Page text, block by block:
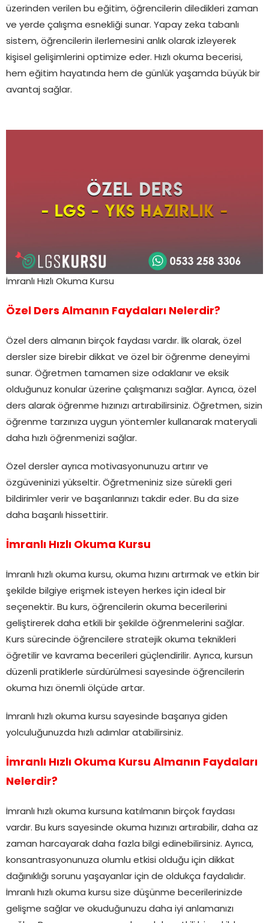
üzerinden verilen bu eğitim, öğrencilerin diledikleri zaman
ve yerde çalışma esnekliği sunar. Yapay zeka tabanlı
sistem, öğrencilerin ilerlemesini anlık olarak izleyerek
kişisel gelişimlerini optimize eder. Hızlı okuma becerisi,
hem eğitim hayatında hem de günlük yaşamda büyük bir
avantaj sağlar.
İmranlı Hızlı Okuma Kursu
Özel Ders Almanın Faydaları Nelerdir?
Özel ders almanın birçok faydası vardır. İlk olarak, özel
dersler size birebir dikkat ve özel bir öğrenme deneyimi
sunar. Öğretmen tamamen size odaklanır ve eksik
olduğunuz konular üzerine çalışmanızı sağlar. Ayrıca, özel
ders alarak öğrenme hızınızı artırabilirsiniz. Öğretmen, sizin
öğrenme tarzınıza uygun yöntemler kullanarak materyali
daha hızlı öğrenmenizi sağlar.
Özel dersler ayrıca motivasyonunuzu artırır ve
özgüveninizi yükseltir. Öğretmeniniz size sürekli geri
bildirimler verir ve başarılarınızı takdir eder. Bu da size
daha başarılı hissettirir.
İmranlı Hızlı Okuma Kursu
İmranlı hızlı okuma kursu, okuma hızını artırmak ve etkin bir
şekilde bilgiye erişmek isteyen herkes için ideal bir
seçenektir. Bu kurs, öğrencilerin okuma becerilerini
geliştirerek daha etkili bir şekilde öğrenmelerini sağlar.
Kurs sürecinde öğrencilere stratejik okuma teknikleri
öğretilir ve kavrama becerileri güçlendirilir. Ayrıca, kursun
düzenli pratiklerle sürdürülmesi sayesinde öğrencilerin
okuma hızı önemli ölçüde artar.
İmranlı hızlı okuma kursu sayesinde başarıya giden
yolculuğunuzda hızlı adımlar atabilirsiniz.
İmranlı Hızlı Okuma Kursu Almanın Faydaları
Nelerdir?
İmranlı hızlı okuma kursuna katılmanın birçok faydası
vardır. Bu kurs sayesinde okuma hızınızı artırabilir, daha az
zaman harcayarak daha fazla bilgi edinebilirsiniz. Ayrıca,
konsantrasyonunuza olumlu etkisi olduğu için dikkat
dağınıklığı sorunu yaşayanlar için de oldukça faydalıdır.
İmranlı hızlı okuma kursu size düşünme becerilerinizde
gelişme sağlar ve okuduğunuzu daha iyi anlamanızı